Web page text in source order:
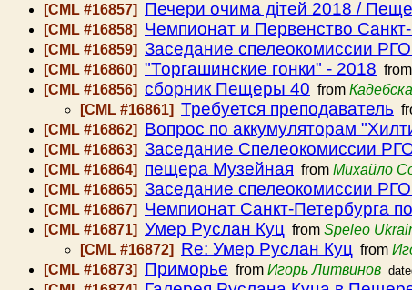
[CML #16857] Печери очима дітей 2018 /
[CML #16858] Чемпионат и Первенство
[CML #16859] Заседание спелеокомиссии
[CML #16860] "Торгашинские гонки" - 2018 from
[CML #16856] сборник Пещеры 40 from
[CML #16861] Требуется преподаватель
[CML #16862] Вопрос по аккумуляторам
[CML #16863] Заседание Спелеокомиссии
[CML #16864] пещера Музейная from Михайло
[CML #16865] Заседание спелеокомиссии
[CML #16867] Чемпионат Санкт-Петербурга
[CML #16871] Умер Руслан Куц from Speleo
[CML #16872] Re: Умер Руслан Куц from
[CML #16873] Приморье from Игорь Литвинов